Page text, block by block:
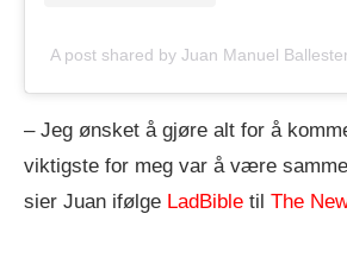
A post shared by Juan Manuel
– Jeg ønsket å gjøre alt for å
viktigste for meg var å være
sier Juan ifølge LadBible til The